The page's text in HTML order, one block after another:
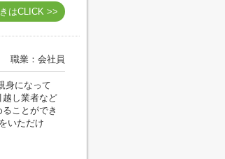
はCLICK >>
職業：会社員
身になって
し業者など
ことができ
いただけ